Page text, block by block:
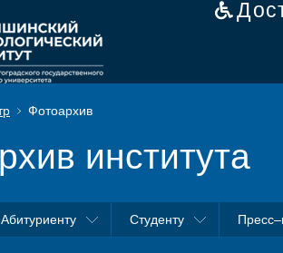
Фотоархив
института
Абитуриенту Студенту